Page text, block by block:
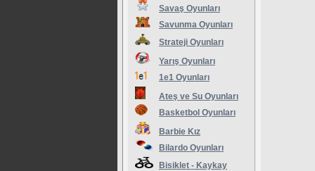
Savaş Oyunları
Savunma Oyunları
Strateji Oyunları
Yarış Oyunları
1e1 Oyunları
Ateş ve Su Oyunları
Basketbol Oyunları
Barbie Kız
Bilardo Oyunları
Bisiklet - Kaykay